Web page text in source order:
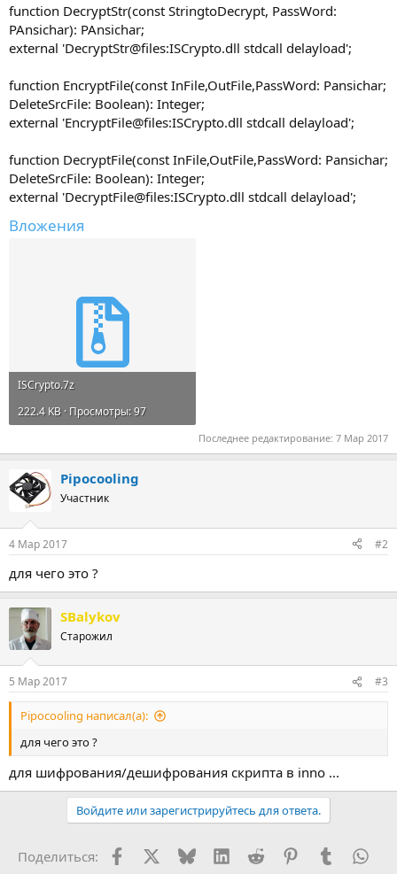
function DecryptStr(const StringtoDecrypt, PassWord:
PAnsichar): PAnsichar;
external 'DecryptStr@files:ISCrypto.dll stdcall delayload';
function EncryptFile(const InFile,OutFile,PassWord: Pansichar;
DeleteSrcFile: Boolean): Integer;
external 'EncryptFile@files:ISCrypto.dll stdcall delayload';
function DecryptFile(const InFile,OutFile,PassWord: Pansichar;
DeleteSrcFile: Boolean): Integer;
external 'DecryptFile@files:ISCrypto.dll stdcall delayload';
Вложения
ISCrypto.7z
222.4 KB · Просмотры: 97
Последнее редактирование: 7 Мар 2017
Pipocooling
Участник
4 Мар 2017 #2
для чего это ?
SBalykov
Старожил
5 Мар 2017 #3
Pipocooling написал(а):
для чего это ?
для шифрования/дешифрования скрипта в inno ...
Войдите или зарегистрируйтесь для ответа.
Поделиться: FacebookX (Twitter)
BlueskyLinkedInReddit PinterestTumblr